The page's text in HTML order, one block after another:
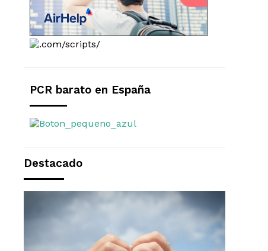
PCR barato en España
Destacado